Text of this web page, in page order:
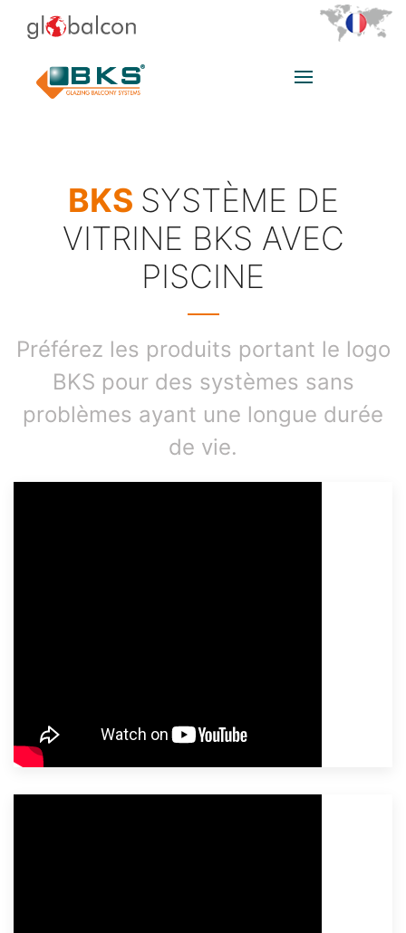
BKS SYSTÈME DE
VITRINE BKS AVEC
PISCINE
Préférez les produits portant le logo
BKS pour des systèmes sans
problèmes ayant une longue durée
de vie.